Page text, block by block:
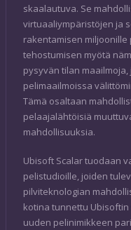
skaalautuva. Se
virtuaaliympäristöjen ja
rakentamisen
tehostumisen myötä
pysyvän tilan
pelimaailmoissa
Tämä osaltaan
pelaajalähtöisiä
mahdollisuuksia.
Ubisoft Scalar tuodaan
pelistudioille, joiden
pilviteknologian
kotina tunnettu
uuden pelinimikkeen